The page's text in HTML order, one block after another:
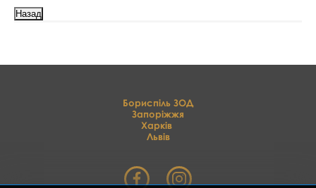
Бориспіль ЗОД
Запоріжжя
Харків
Львів